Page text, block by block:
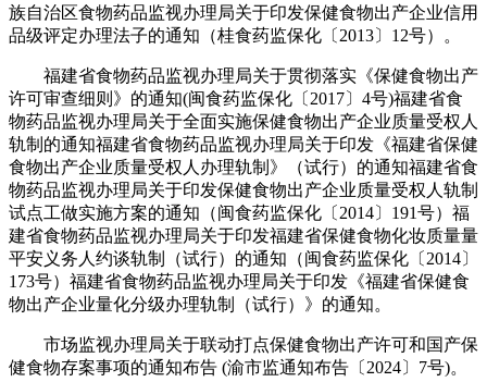
族自治区食物药品监视办理局关于印发保健食物出产企业信用
品级评定办理法子的通知（桂食药监保化〔2013〕12号）。
福建省食物药品监视办理局关于贯彻落实《保健食物出产
许可审查细则》的通知(闽食药监保化〔2017〕4号)福建省食
物药品监视办理局关于全面实施保健食物出产企业质量受权人
轨制的通知福建省食物药品监视办理局关于印发《福建省保健
食物出产企业质量受权人办理轨制》（试行）的通知福建省食
物药品监视办理局关于印发保健食物出产企业质量受权人轨制
试点工做实施方案的通知（闽食药监保化〔2014〕191号）福
建省食物药品监视办理局关于印发福建省保健食物化妆质量量
平安义务人约谈轨制（试行）的通知（闽食药监保化〔2014〕
173号）福建省食物药品监视办理局关于印发《福建省保健食
物出产企业量化分级办理轨制（试行）》的通知。
市场监视办理局关于联动打点保健食物出产许可和国产保
健食物存案事项的通知布告 (渝市监通知布告〔2024〕7号)。